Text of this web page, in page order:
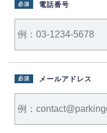
電話番号
必須
メールアドレス
必須